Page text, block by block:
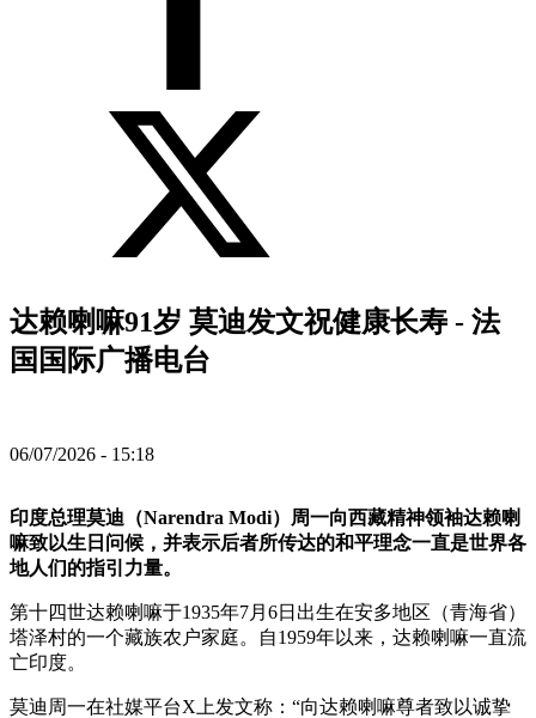
达赖喇嘛91岁 莫迪发文祝健康长寿 - 法
国国际广播电台
06/07/2026 - 15:18
印度总理莫迪（Narendra Modi）周一向西藏精神领袖达赖喇
嘛致以生日问候，并表示后者所传达的和平理念一直是世界各
地人们的指引力量。
第十四世达赖喇嘛于1935年7月6日出生在安多地区（青海省）
塔泽村的一个藏族农户家庭。自1959年以来，达赖喇嘛一直流
亡印度。
莫迪周一在社媒平台X上发文称：“向达赖喇嘛尊者致以诚挚